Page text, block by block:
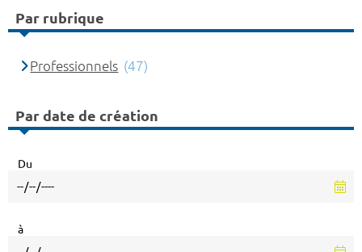
Par rubrique
Professionnels (47)
Par date de création
Du
à